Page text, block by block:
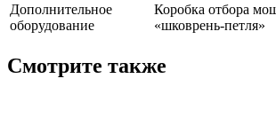
Дополнительное
оборудование
Коробка отбора
«шковрень-петля»
Смотрите также